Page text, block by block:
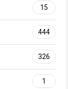
15
444
326
1